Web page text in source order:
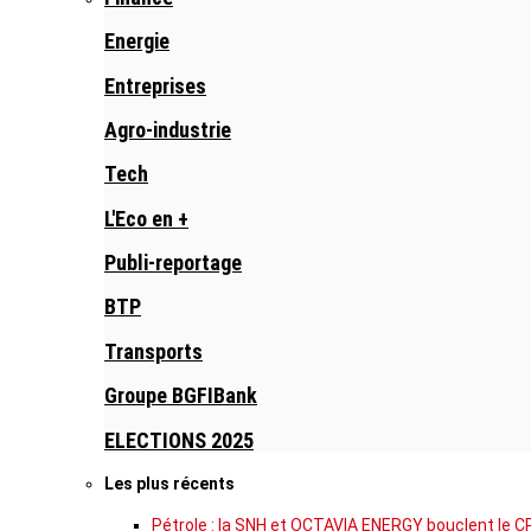
Energie
Entreprises
Agro-industrie
Tech
L'Eco en +
Publi-reportage
BTP
Transports
Groupe BGFIBank
ELECTIONS 2025
Les plus récents
Pétrole : la SNH et OCTAVIA ENERGY bouclent le